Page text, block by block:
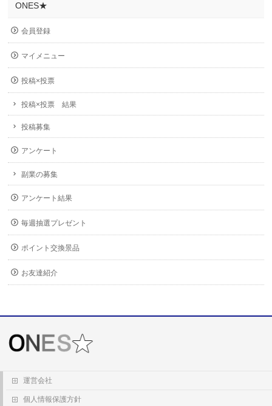
ONES★
会員登録
マイメニュー
投稿×投票
投稿×投票 結果
投稿募集
アンケート
副業の募集
アンケート結果
毎週抽選プレゼント
ポイント交換景品
お友達紹介
運営会社
個人情報保護方針